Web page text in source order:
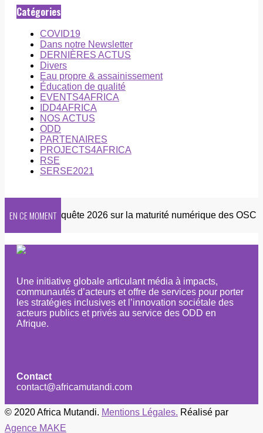
Catégories
COVID19
Dans notre Newsletter
DERNIÈRES ACTUS
Divers
Eau propre & assainissement
Éducation de qualité
EVENTS4AFRICA
IDD4AFRICA
NOS ACTUS
ODD
PARTENAIRES
PROJECTS4AFRICA
RSE
SERSE2021
EN CE MOMENTEnquête 2026 sur la maturité numérique des OSC
Une initiative globale articulant média à impacts,
communautés d’acteurs et offre de services pour porter
les stratégies inclusives et l’innovation sociétale des
acteurs publics et privés au service des ODD en
Afrique.
Contact
contact@africamutandi.com
© 2020 Africa Mutandi. Mentions Légales. Réalisé par
Agence MAKE